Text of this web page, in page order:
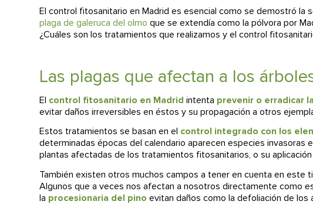
El control fitosanitario en Madrid es esencial como se demostró la
plaga de galeruca del olmo que se extendía como la pólvora por
¿Cuáles son los tratamientos que realizamos y el control
Las plagas que afectan a los
El control fitosanitario en Madrid intenta prevenir o erradicar
evitar daños irreversibles en éstos y su propagación a otros
Estos tratamientos se basan en el control integrado con los
determinadas épocas del calendario aparecen especies invasoras
plantas afectadas de los tratamientos fitosanitarios, o su
También existen otros muchos campos a tener en cuenta en este
Algunos que a veces nos afectan a nosotros directamente como
la procesionaria del pino evitan daños como la defoliación de los